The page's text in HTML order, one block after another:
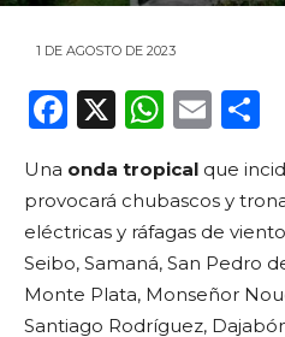
1 DE AGOSTO DE 2023
F
c
e
b
o
X
W
a
ts
A
p
E
ai
l
p
Una onda tropical que
provocará chubascos y
eléctricas y ráfagas de
Seibo, Samaná, San Pedro
Monte Plata, Monseñor
Santiago Rodríguez,